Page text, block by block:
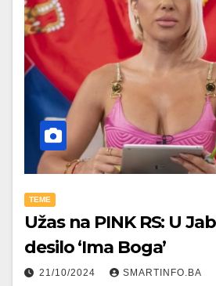
TEME
Užas na PINK RS: U
desilo ‘Ima Boga’
21/10/2024 SMARTINFO.BA